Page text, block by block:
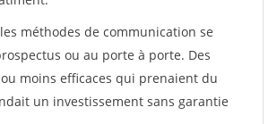
méthodes de communication se
ou au porte à porte. Des
moins efficaces qui prenaient du
un investissement sans garantie